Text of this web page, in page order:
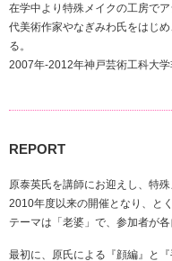
在学中より特殊メイクの工房で
代美術作家やなぎみわ氏をはじ
る。
2007年-2012年神戸芸術工科大学
REPORT
原泰英氏を講師にお迎えし、特
2010年度以来の開催となり、と
テーマは「老婆」で、参加者が
最初に、原氏による『顔編』と